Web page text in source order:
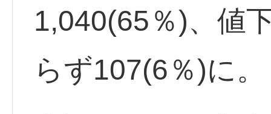
1,040(65％)、値
らず107(6％)に。